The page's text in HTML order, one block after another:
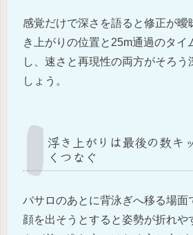
感覚だけで深さを語ると修正が曖
き上がりの位置と25m通過のタイ
し、速さと再現性の両方がそろう
しょう。
浮き上がりは最後の数キ
くつなぐ
バサロのあとに背泳ぎへ移る場面
顔を出そうとすると姿勢が折れや